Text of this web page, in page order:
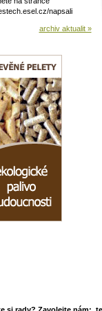
napsali
archiv aktualit »